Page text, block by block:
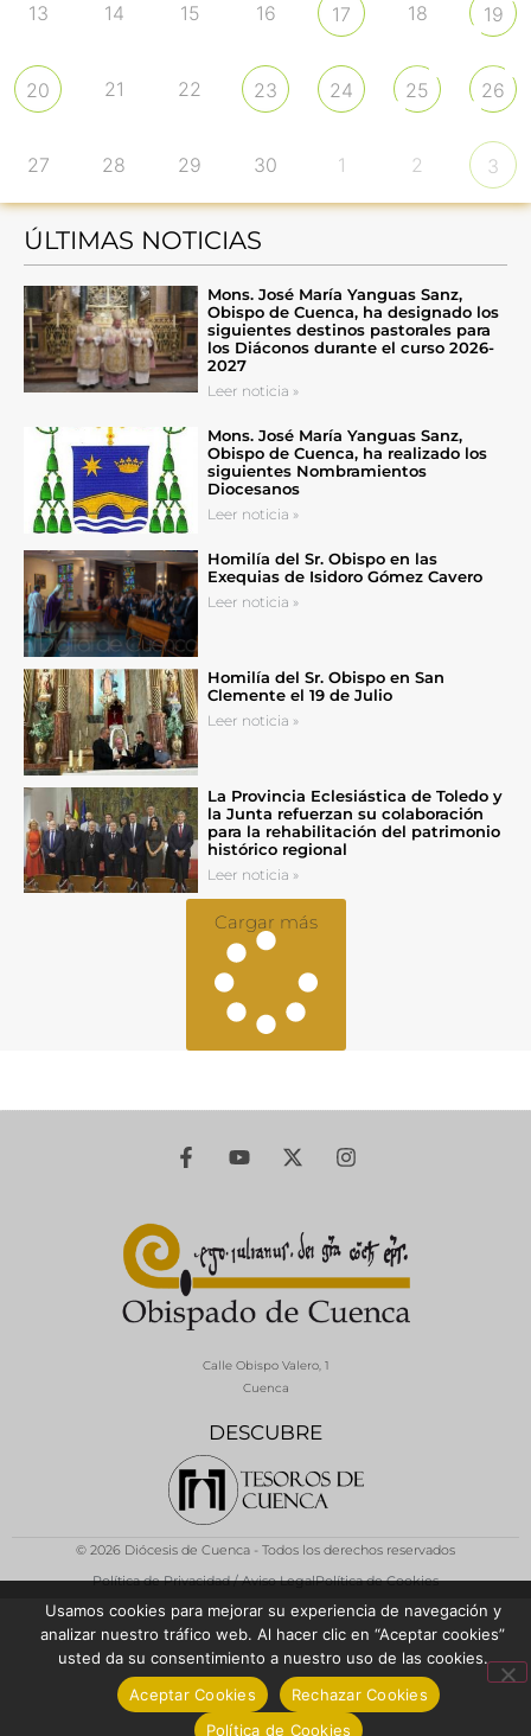
13 14 15 16 17 18 19
20 21 22 23 24 25 26
27 28 29 30 1 2 3
ÚLTIMAS NOTICIAS
Mons. José María Yanguas Sanz,
Obispo de Cuenca, ha designado los
siguientes destinos pastorales para
los Diáconos durante el curso 2026-
2027
Leer noticia »
Mons. José María Yanguas Sanz,
Obispo de Cuenca, ha realizado los
siguientes Nombramientos
Diocesanos
Leer noticia »
Homilía del Sr. Obispo en las
Exequias de Isidoro Gómez Cavero
Leer noticia »
Homilía del Sr. Obispo en San
Clemente el 19 de Julio
Leer noticia »
La Provincia Eclesiástica de Toledo y
la Junta refuerzan su colaboración
para la rehabilitación del patrimonio
histórico regional
Leer noticia »
Cargar más
DESCUBRE
Calle Obispo Valero, 1
Cuenca
© 2026 Diócesis de Cuenca - Todos los derechos reservados
Política de Privacidad / Aviso LegalPolítica de Cookies
Usamos cookies para mejorar su experiencia de navegación y
analizar nuestro tráfico web. Al hacer clic en “Aceptar cookies”
usted da su consentimiento a nuestro uso de las cookies.
Aceptar Cookies
Rechazar Cookies
Política de Cookies